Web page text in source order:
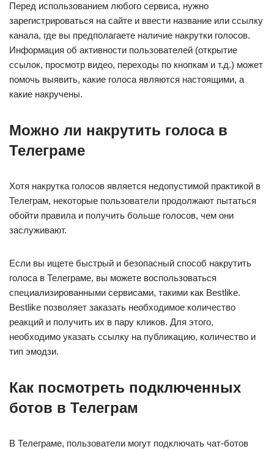
Перед использованием любого сервиса, нужно
зарегистрироваться на сайте и ввести название или ссылку
канала, где вы предполагаете наличие накрутки голосов.
Информация об активности пользователей (открытие
ссылок, просмотр видео, переходы по кнопкам и т.д.) может
помочь выявить, какие голоса являются настоящими, а
какие накручены.
Можно ли накрутить голоса в
Телеграме
Хотя накрутка голосов является недопустимой практикой в
Телеграм, некоторые пользователи продолжают пытаться
обойти правила и получить больше голосов, чем они
заслуживают.
Если вы ищете быстрый и безопасный способ накрутить
голоса в Телеграме, вы можете воспользоваться
специализированными сервисами, такими как Bestlike.
Bestlike позволяет заказать необходимое количество
реакций и получить их в пару кликов. Для этого,
необходимо указать ссылку на публикацию, количество и
тип эмодзи.
Как посмотреть подключенных
ботов в Телеграм
В Телеграме, пользователи могут подключать чат-ботов